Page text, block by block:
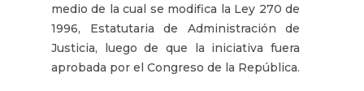
medio de la cual se modifica la Ley 270 de
1996, Estatutaria de Administración de
Justicia, luego de que la iniciativa fuera
aprobada por el Congreso de la República.